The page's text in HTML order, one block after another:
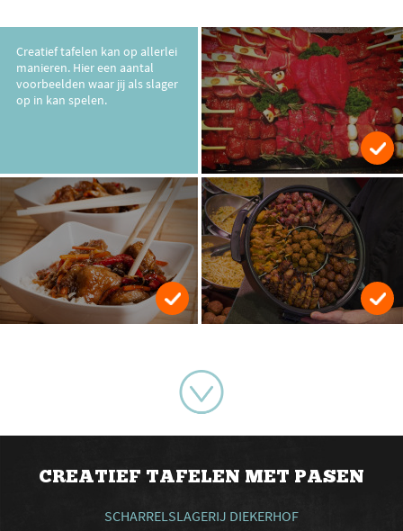
Creatief tafelen kan op allerlei
manieren. Hier een aantal
voorbeelden waar jij als slager
op in kan spelen.
CREATIEF TAFELEN MET PASEN
SCHARRELSLAGERIJ DIEKERHOF